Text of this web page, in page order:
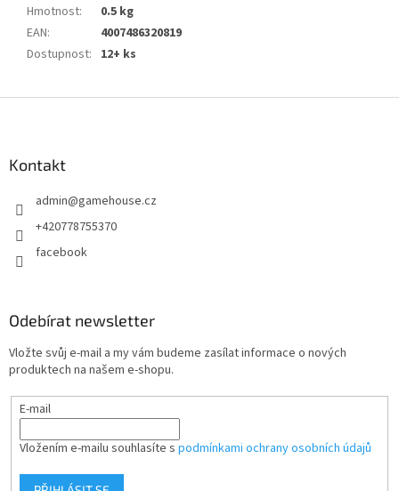
Hmotnost:
0.5 kg
EAN:
4007486320819
Dostupnost: 12+ ks
Kontakt
admin@gamehouse.cz
+420778755370
facebook
Odebírat newsletter
Vložte svůj e-mail a my vám budeme zasílat informace o nových
produktech na našem e-shopu.
E-mail
Vložením e-mailu souhlasíte s podmínkami ochrany osobních údajů